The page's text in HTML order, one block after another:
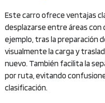
Este carro ofrece ventajas
desplazarse entre áreas con
ejemplo, tras la preparación
visualmente la carga y
nuevo. También facilita la
por ruta, evitando
clasificación.